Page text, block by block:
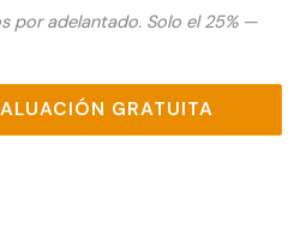
por adelantado. Solo el 25% —
GRATUITA